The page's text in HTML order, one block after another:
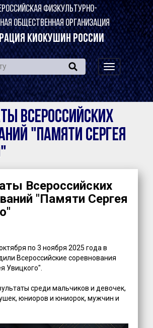
ФИЗКУЛЬТУРНО-
ОБЩЕСТВЕННАЯ ОРГАНИЗАЦИЯ
КИОКУШИН РОССИИ
навигация
по
сайту
Всероссийских
"Памяти Сергея
Всероссийских
"Памяти Сергея
по 3 ноября 2025 года в
Всероссийские соревнования
Увицкого".
среди мальчиков и девочек,
юниоров и юниорок, мужчин и